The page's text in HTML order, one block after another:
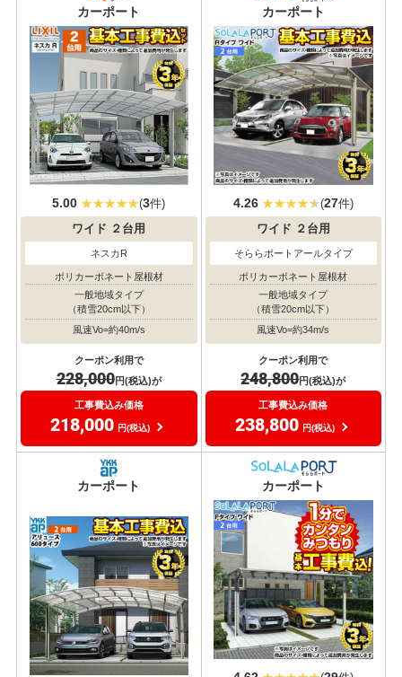
カーポート
5.00 (3件)
ワイド ２台用
ネスカR
ポリカーボネート屋根材
一般地域タイプ
（積雪20cm以下）
風速Vo=約40m/s
クーポン利用で
228,000円(税込)が
工事費込み価格
218,000 円(税込)
カーポート
4.26 (27件)
ワイド ２台用
そららポートアールタイプ
ポリカーボネート屋根材
一般地域タイプ
（積雪20cm以下）
風速Vo=約34m/s
クーポン利用で
248,800円(税込)が
工事費込み価格
238,800 円(税込)
カーポート カーポート